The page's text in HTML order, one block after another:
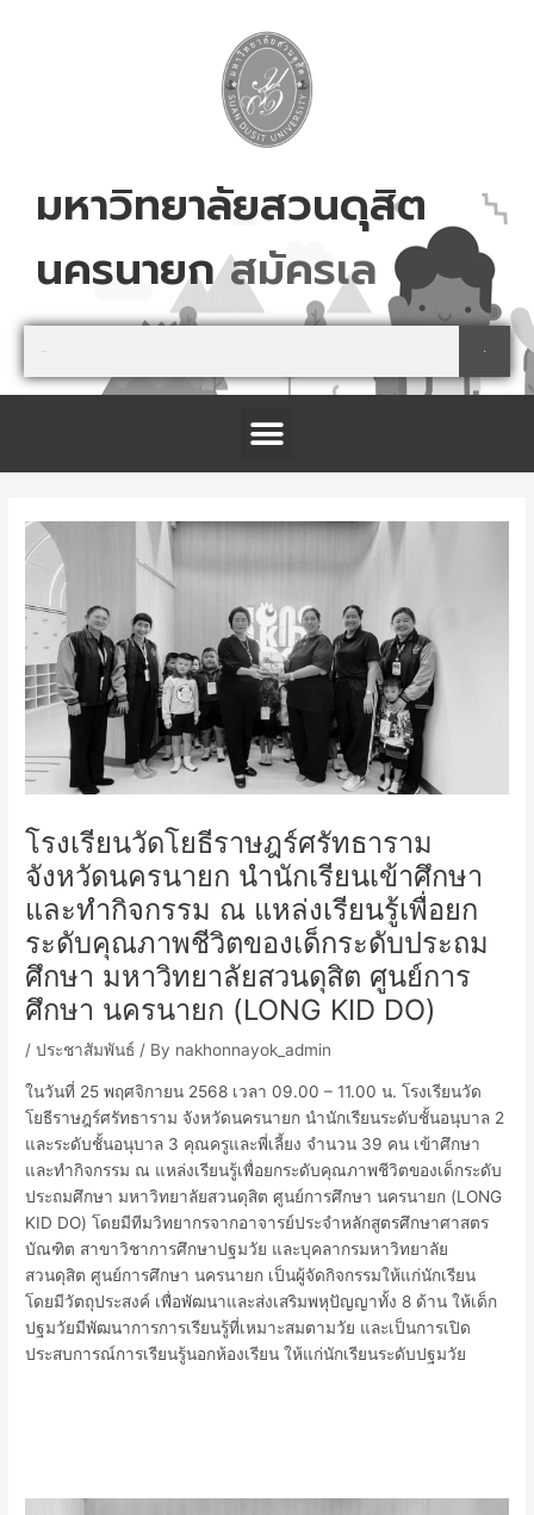
มหาวิทยาลัยสวนดุสิต
นครนายก
สมครเลย!
Menu
โรงเรียนวัดโยธีราษฎร์ศรัทธาราม
จังหวัดนครนายก นำนักเรียนเข้าศึกษา
และทำกิจกรรม ณ แหล่งเรียนรู้เพื่อยก
ระดับคุณภาพชีวิตของเด็กระดับประถม
ศึกษา มหาวิทยาลัยสวนดุสิต ศูนย์การ
ศึกษา นครนายก (LONG KID DO)
/ประชาสัมพันธ์/ Bynakhonnayok_admin
ในวันที่ 25 พฤศจิกายน 2568 เวลา 09.00 – 11.00 น. โรงเรียนวัด
โยธีราษฎร์ศรัทธาราม จังหวัดนครนายก นำนักเรียนระดับชั้นอนุบาล 2
และระดับชั้นอนุบาล 3 คุณครูและพี่เลี้ยง จำนวน 39 คน เข้าศึกษา
และทำกิจกรรม ณ แหล่งเรียนรู้เพื่อยกระดับคุณภาพชีวิตของเด็กระดับ
ประถมศึกษา มหาวิทยาลัยสวนดุสิต ศูนย์การศึกษา นครนายก (LONG
KID DO) โดยมีทีมวิทยากรจากอาจารย์ประจำหลักสูตรศึกษาศาสตร
บัณฑิต สาขาวิชาการศึกษาปฐมวัย และบุคลากรมหาวิทยาลัย
สวนดุสิต ศูนย์การศึกษา นครนายก เป็นผู้จัดกิจกรรมให้แก่นักเรียน
โดยมีวัตถุประสงค์ เพื่อพัฒนาและส่งเสริมพหุปัญญาทั้ง 8 ด้าน ให้เด็ก
Post
navigation